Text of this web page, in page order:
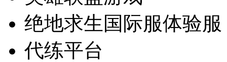
绝地求生国际服体验服
代练平台